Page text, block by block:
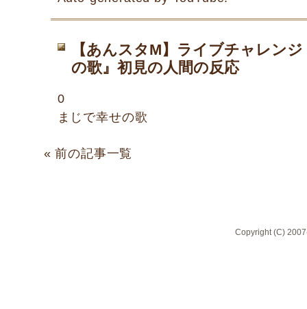
【あんスタM】ライブチャレン
の歌』初見の人間の反応
0
まじで幸せの歌
« 前の記事一覧
Copyright (C)